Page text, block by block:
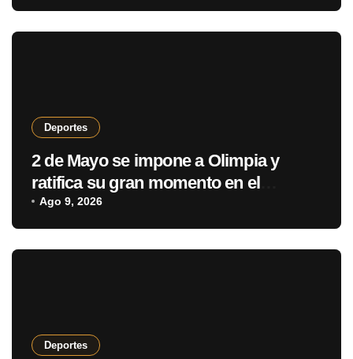
Deportes
2 de Mayo se impone a Olimpia y
ratifica su gran momento en el
Clausura
Ago 9, 2026
Deportes